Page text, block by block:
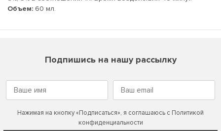
Объем: 60 мл.
Подпишись на нашу рассылку
Нажимая на кнопку «Подписаться», я соглашаюсь с Политикой
конфиденциальности